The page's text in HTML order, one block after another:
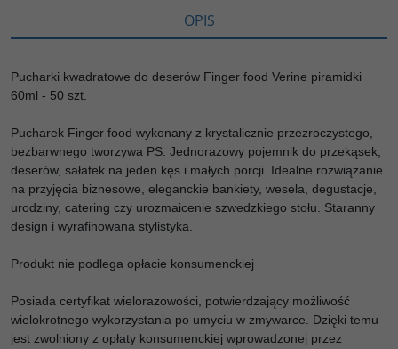
OPIS
Pucharki kwadratowe do deserów Finger food Verine piramidki
60ml - 50 szt.
Pucharek Finger food wykonany z krystalicznie przezroczystego,
bezbarwnego tworzywa PS. Jednorazowy pojemnik do przekąsek,
deserów, sałatek na jeden kęs i małych porcji. Idealne rozwiązanie
na przyjęcia biznesowe, eleganckie bankiety, wesela, degustacje,
urodziny, catering czy urozmaicenie szwedzkiego stołu. Staranny
design i wyrafinowana stylistyka.
Produkt nie podlega opłacie konsumenckiej
Posiada certyfikat wielorazowości, potwierdzający możliwość
wielokrotnego wykorzystania po umyciu w zmywarce. Dzięki temu
jest zwolniony z opłaty konsumenckiej wprowadzonej przez